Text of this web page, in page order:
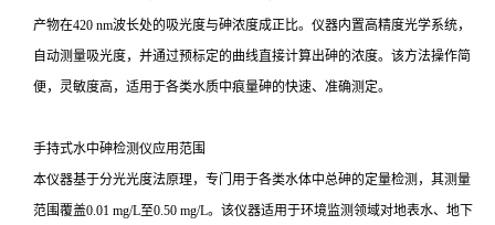
产物在420 nm波长处的吸光度与砷浓度成正比。仪器内置高精度光学系统，
自动测量吸光度，并通过预标定的曲线直接计算出砷的浓度。该方法操作简
便，灵敏度高，适用于各类水质中痕量砷的快速、准确测定。
手持式水中砷检测仪应用范围
本仪器基于分光光度法原理，专门用于各类水体中总砷的定量检测，其测量
范围覆盖0.01 mg/L至0.50 mg/L。该仪器适用于环境监测领域对地表水、地下